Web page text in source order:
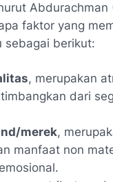
Abdurachman
faktor yang
sebagai berikut:
, merupakan
dari
merek,
manfaat non